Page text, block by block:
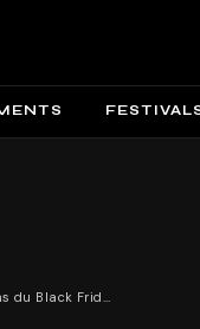
Hands Up vous a déniché les bons plans du Black Friday !